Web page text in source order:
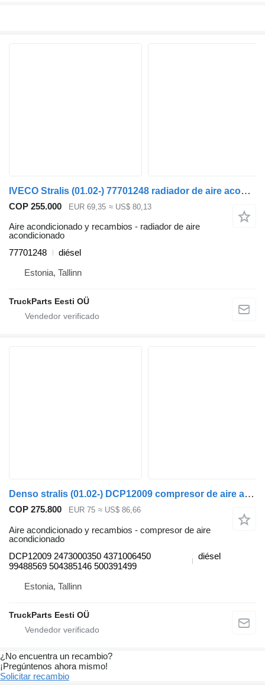
IVECO Stralis (01.02-) 77701248 radiador de aire acondicionado para IVECO Stralis, Trakker (2002-) cabeza tractora
COP 255.000 EUR 69,35 ≈ US$ 80,13
Aire acondicionado y recambios - radiador de aire
acondicionado
77701248
diésel
Estonia, Tallinn
TruckParts Eesti OÜ
Denso stralis (01.02-) DCP12009 compresor de aire acondicionado para IVECO Stralis, Trakker (2002-) cabeza tractora
COP 275.800 EUR 75 ≈ US$ 86,66
Aire acondicionado y recambios - compresor de aire
acondicionado
DCP12009 2473000350 4371006450
99488569 504385146 500391499
diésel
Estonia, Tallinn
TruckParts Eesti OÜ
¿No encuentra un recambio?
¡Pregúntenos ahora mismo!
Solicitar recambio